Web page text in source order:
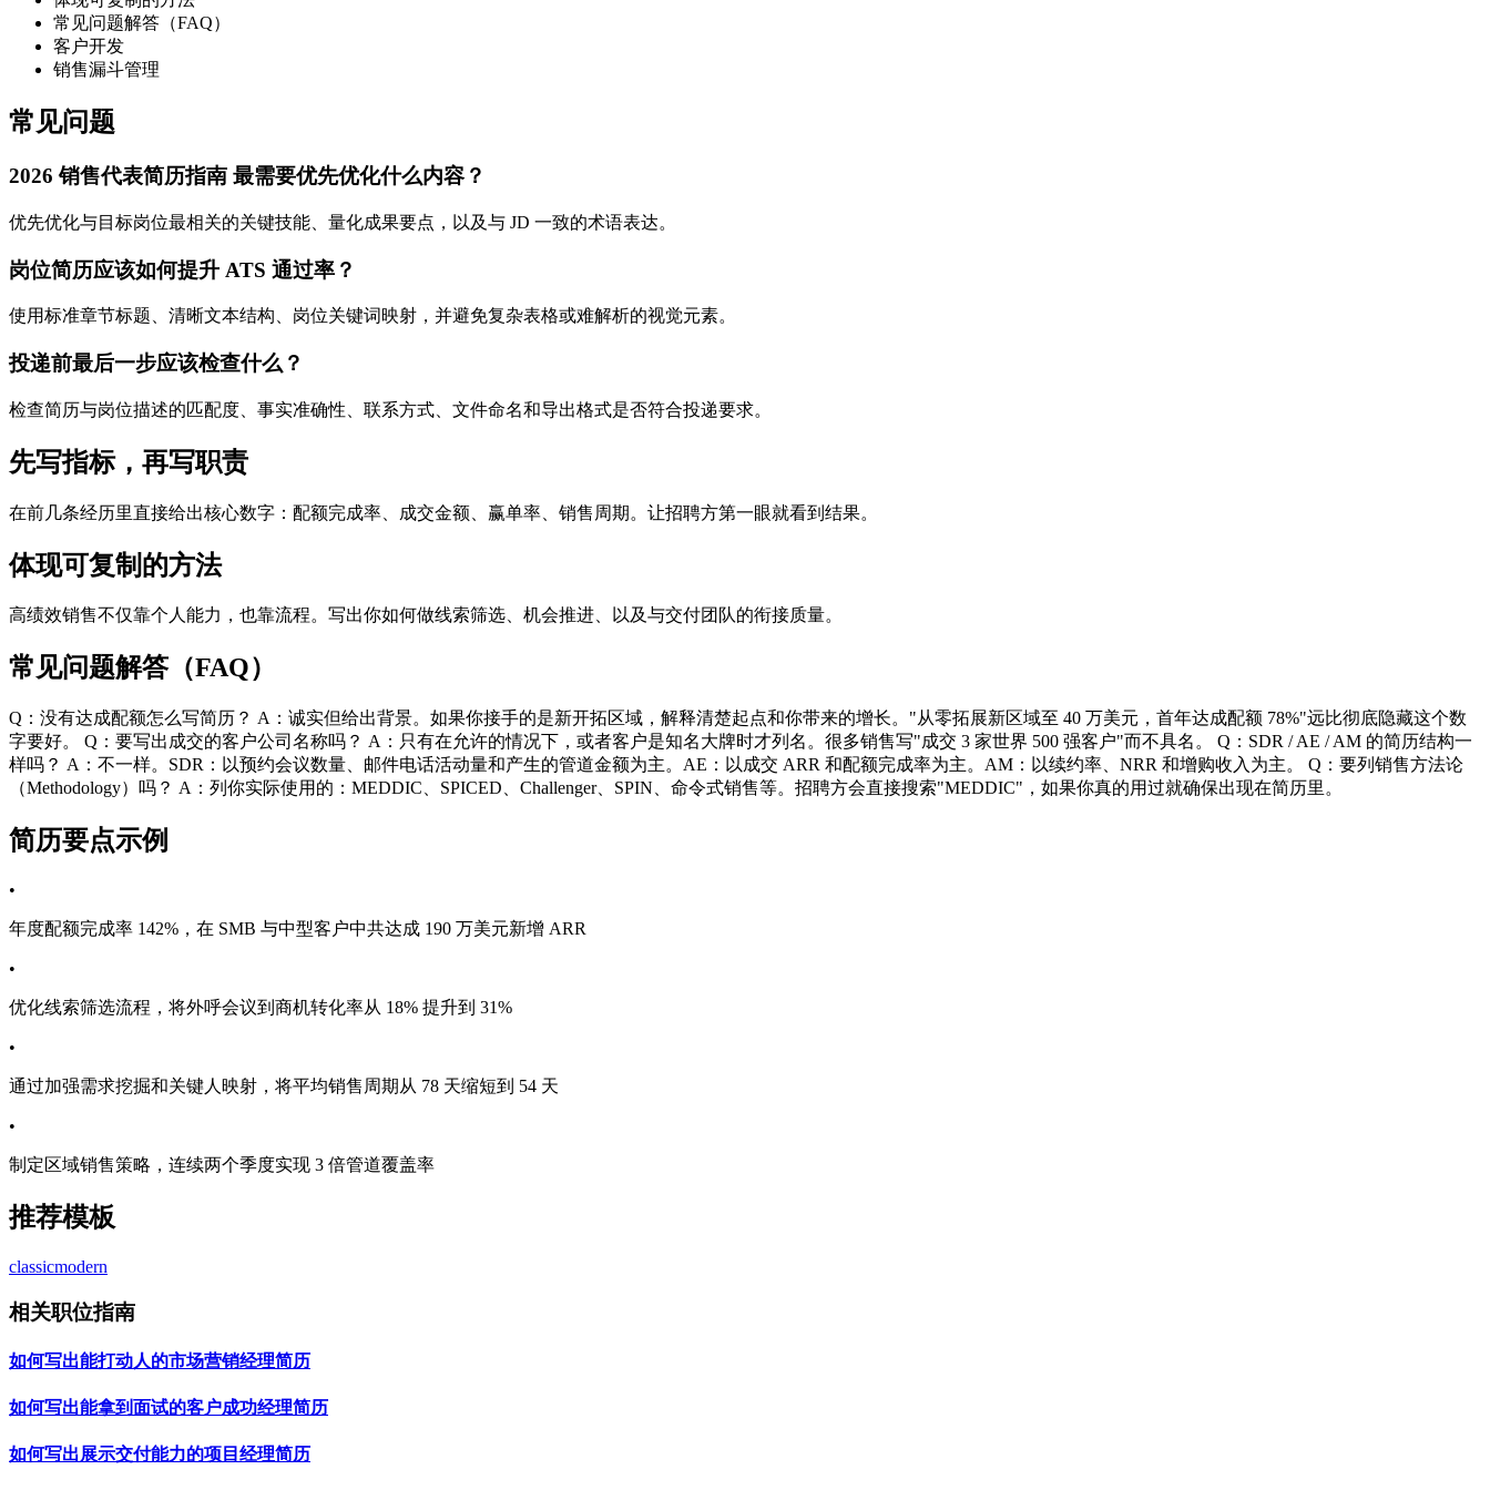
常见问题解答（FAQ）
客户开发
销售漏斗管理
常见问题
2026 销售代表简历指南 最需要优先优化什么内容？
优先优化与目标岗位最相关的关键技能、量化成果要点，以及与 JD 一致的术语表达。
岗位简历应该如何提升 ATS 通过率？
使用标准章节标题、清晰文本结构、岗位关键词映射，并避免复杂表格或难解析的视觉元素。
投递前最后一步应该检查什么？
检查简历与岗位描述的匹配度、事实准确性、联系方式、文件命名和导出格式是否符合投递要求。
先写指标，再写职责
在前几条经历里直接给出核心数字：配额完成率、成交金额、赢单率、销售周期。让招聘方第一眼就看到结果。
体现可复制的方法
高绩效销售不仅靠个人能力，也靠流程。写出你如何做线索筛选、机会推进、以及与交付团队的衔接质量。
常见问题解答（FAQ）
Q：没有达成配额怎么写简历？ A：诚实但给出背景。如果你接手的是新开拓区域，解释清楚起点和你带来的增长。"从零拓展新区域至 40 万美元，首年达成配额 78%"远比彻底隐藏这个数
字要好。 Q：要写出成交的客户公司名称吗？ A：只有在允许的情况下，或者客户是知名大牌时才列名。很多销售写"成交 3 家世界 500 强客户"而不具名。 Q：SDR / AE / AM 的简历结构一
样吗？ A：不一样。SDR：以预约会议数量、邮件电话活动量和产生的管道金额为主。AE：以成交 ARR 和配额完成率为主。AM：以续约率、NRR 和增购收入为主。 Q：要列销售方法论
（Methodology）吗？ A：列你实际使用的：MEDDIC、SPICED、Challenger、SPIN、命令式销售等。招聘方会直接搜索"MEDDIC"，如果你真的用过就确保出现在简历里。
简历要点示例
•
年度配额完成率 142%，在 SMB 与中型客户中共达成 190 万美元新增 ARR
•
优化线索筛选流程，将外呼会议到商机转化率从 18% 提升到 31%
•
通过加强需求挖掘和关键人映射，将平均销售周期从 78 天缩短到 54 天
•
制定区域销售策略，连续两个季度实现 3 倍管道覆盖率
推荐模板
classicmodern
相关职位指南
如何写出能打动人的市场营销经理简历
如何写出能拿到面试的客户成功经理简历
如何写出展示交付能力的项目经理简历